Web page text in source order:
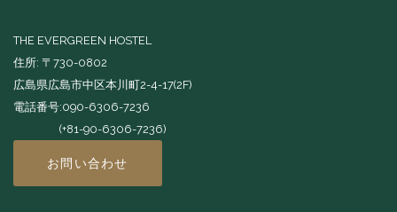
THE EVERGREEN HOSTEL
住所: 〒730-0802
広島県広島市中区本川町2-4-17(2F)
電話番号:090-6306-7236
(+81-90-6306-7236)
お問い合わせ